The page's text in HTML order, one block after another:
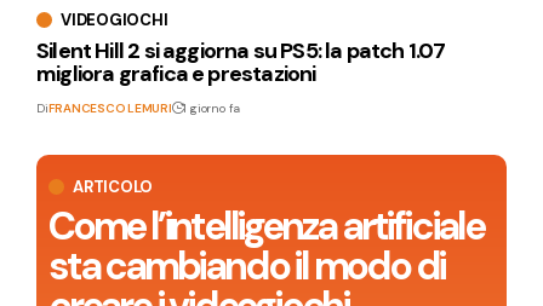
ARTICOLO
Come l’intelligenza artificiale
sta cambiando il modo di
VIDEOGIOCHI
Silent Hill 2 si aggiorna su PS5: la patch 1.07
migliora grafica e prestazioni
DiFRANCESCO LEMURI 1 giorno fa